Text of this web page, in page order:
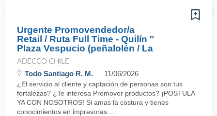
Urgente Promovendedor/a
Retail / Ruta Full Time - Quilín ″
Plaza Vespucio (peñalolén / La
ADECCO CHILE
Todo Santiago R. M. 11/06/2026
¿El servicio al cliente y captación de personas son tus
fortalezas? ¿Te interesa Promover productos? ¡POSTULA
YA CON NOSOTROS! Si amas la costura y tienes
conocimientos en impresoras ...